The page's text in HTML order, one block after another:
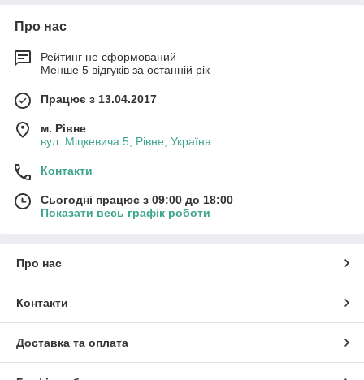
Про нас
Рейтинг не сформований
Менше 5 відгуків за останній рік
Працює з 13.04.2017
м. Рівне
вул. Міцкевича 5, Рівне, Україна
Контакти
Сьогодні працює з 09:00 до 18:00
Показати весь графік роботи
Про нас
Контакти
Доставка та оплата